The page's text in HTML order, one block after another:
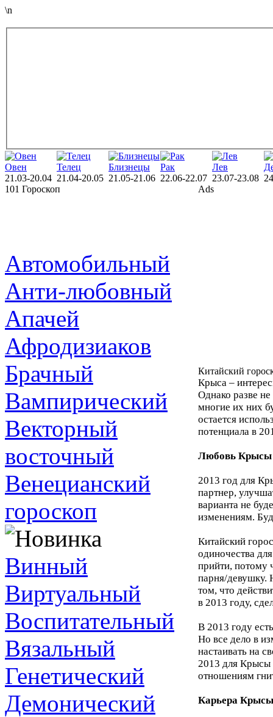
\n
Овен
21.03-20.04
Телец
21.04-20.05
Близнецы
21.05-21.06
Рак
22.06-22.07
Лев
23.07-23.08
101 Гороскоп
Автомобильный
Анти-любовный
Апачей
Афродизиаков
Брачный
Вампирический
Векторный
восточный
Венецианский
гороскоп
Винный
Виртуальный
Воспитательный
Вязальный
Генетический
Демонический
Ads
Китайский
Крыса –
Однако разве
многие их них
остается
потенциала в
Любовь Крысы
2013 год для
партнер,
варианта не
изменениям.
Китайский
одиночества
прийти, потому
парня/девушку.
том, что
в 2013 году,
В 2013 году
Но все дело в
настаивать на
2013 для Крысы
отношениям
Карьера